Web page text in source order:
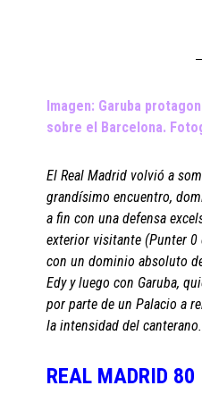
Imagen: Garuba
sobre el Barcelona.
El Real Madrid volvió a
grandísimo encuentro,
a fin con una defensa
exterior visitante (Punter
con un dominio absoluto
Edy y luego con Garuba,
por parte de un Palacio a
la intensidad del canterano.
REAL MADRID 80